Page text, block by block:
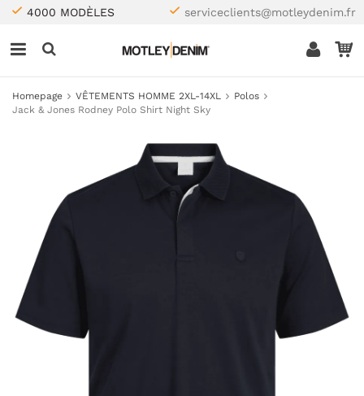
4000 MODÈLES serviceclients@motleydenim.fr
Homepage VÊTEMENTS HOMME 2XL-14XL
Polos
Jack & Jones Rodney Polo Shirt Night Sky